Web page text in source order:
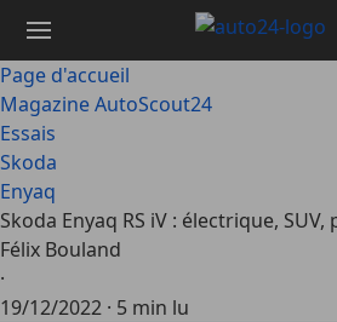
contenu
principal
Page d'accueil
Magazine AutoScout24
Essais
Skoda
Enyaq
Skoda Enyaq RS iV : électrique,
Félix Bouland
·
19/12/2022 · 5 min lu